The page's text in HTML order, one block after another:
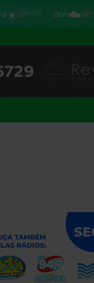
☀️28°/17° Dom☁️